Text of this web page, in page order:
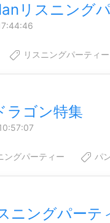
リスニング
リスニングパーティー
ラゴン特集
ングパーティー パ
ニングパーテ